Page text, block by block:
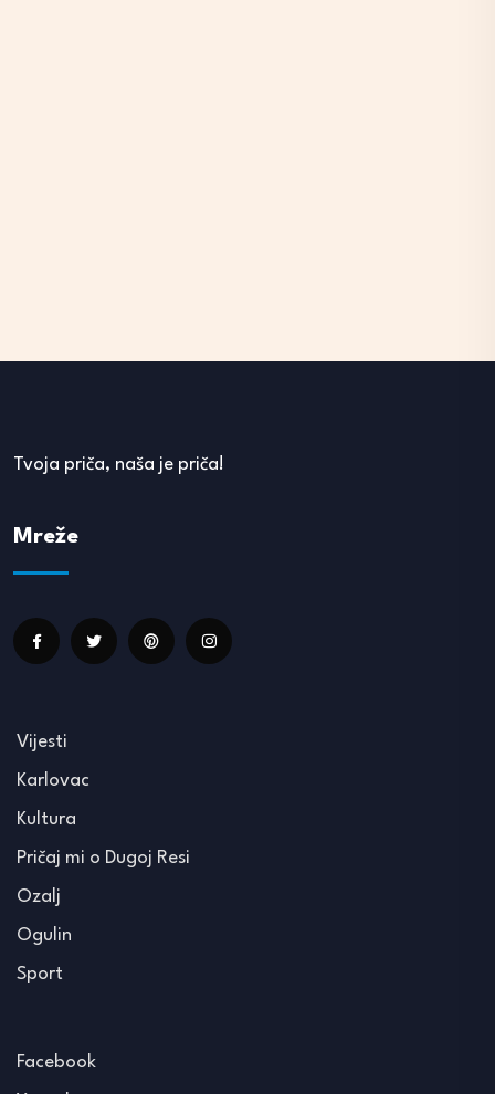
Tvoja priča, naša je priča!
Mreže
Vijesti
Karlovac
Kultura
Pričaj mi o Dugoj Resi
Ozalj
Ogulin
Sport
Facebook